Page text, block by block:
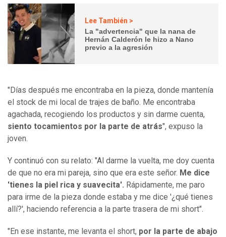
Lee También >
La "advertencia" que la nana de
Hernán Calderón le hizo a Nano
previo a la agresión
"Días después me encontraba en la pieza, donde mantenía
el stock de mi local de trajes de baño. Me encontraba
agachada, recogiendo los productos y sin darme cuenta,
siento tocamientos por la parte de atrás", expuso la
joven.
Y continuó con su relato: "Al darme la vuelta, me doy cuenta
de que no era mi pareja, sino que era este señor. Me dice
'tienes la piel rica y suavecita'. Rápidamente, me paro
para irme de la pieza donde estaba y me dice '¿qué tienes
allí?', haciendo referencia a la parte trasera de mi short".
"En ese instante, me levanta el short, por la parte de abajo